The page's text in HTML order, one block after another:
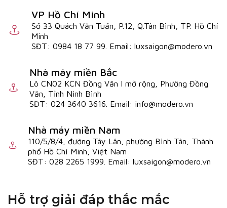
VP Hồ Chí Minh
Số 33 Quách Văn Tuấn, P.12, Q.Tân Bình, TP. Hồ Chí
Minh
SĐT: 0984 18 77 99. Email: luxsaigon@modero.vn
Nhà máy miền Bắc
Lô CN02 KCN Đồng Văn I mở rộng, Phường Đồng
Văn, Tỉnh Ninh Bình
SĐT: 024 3640 3616. Email: info@modero.vn
Nhà máy miền Nam
110/5/8/4, đường Tây Lân, phường Bình Tân, Thành
phố Hồ Chí Minh, Việt Nam
SĐT: 028 2265 1999. Email: luxsaigon@modero.vn
Hỗ trợ giải đáp thắc mắc